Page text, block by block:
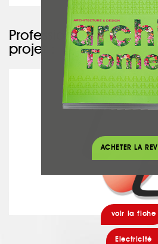
Professionnel ayant
projet :
L2E
voir la fiche
Electricité
ACHETER LA